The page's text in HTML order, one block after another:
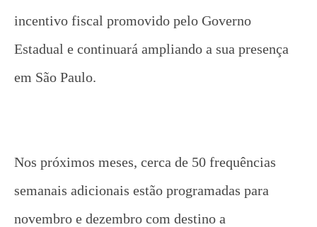
incentivo fiscal promovido pelo Governo
Estadual e continuará ampliando a sua presença
em São Paulo.
Nos próximos meses, cerca de 50 frequências
semanais adicionais estão programadas para
novembro e dezembro com destino a